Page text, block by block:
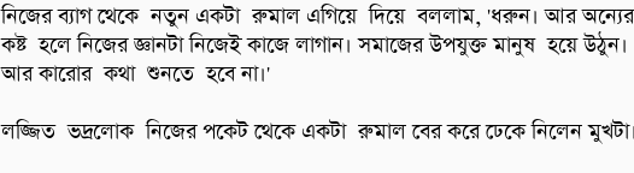
নিজের ব্যাগ থেকে  নতুন একটা  রুমাল এগিয়ে  দিয়ে  বললাম, 'ধরুন। আর অন্যের
কষ্ট  হলে নিজের জ্ঞানটা নিজেই কাজে লাগান। সমাজের উপযুক্ত মানুষ  হয়ে
আর কারোর  কথা  শুনতে  হবে না।'
লজ্জিত  ভদ্রলোক  নিজের পকেট থেকে একটা  রুমাল বের করে ঢেকে নিলেন মুখটা।